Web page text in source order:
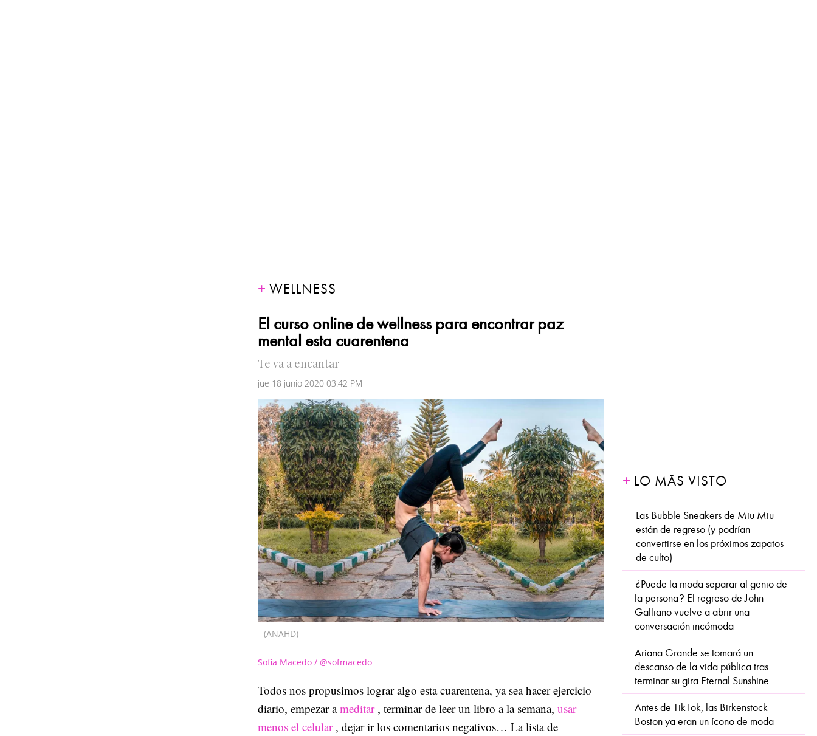
WELLNESS
El curso online de wellness para encontrar paz
mental esta cuarentena
Te va a encantar
jue 18 junio 2020 03:42 PM
(ANAHD)
Sofia Macedo / @sofmacedo
Todos nos propusimos lograr algo esta cuarentena, ya sea hacer ejercicio
diario, empezar ameditar , terminar de leer un libro a la semana, usar
menos el celular , dejar ir los comentarios negativos… La lista de
LO MÁS VISTO
Las Bubble Sneakers de Miu Miu
están de regreso (y podrían
convertirse en los próximos zapatos
de culto)
¿Puede la moda separar al genio de
la persona? El regreso de John
Galliano vuelve a abrir una
conversación incómoda
Ariana Grande se tomará un
descanso de la vida pública tras
terminar su gira Eternal Sunshine
Antes de TikTok, las Birkenstock
Boston ya eran un ícono de moda